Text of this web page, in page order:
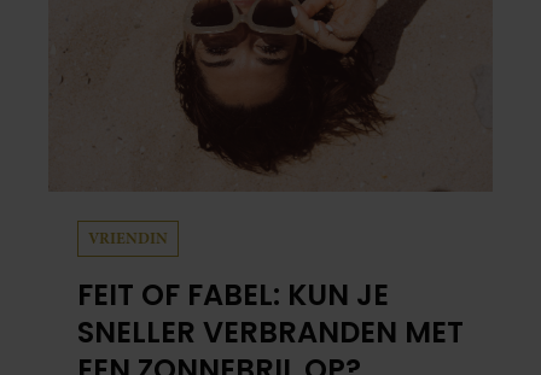
VRIENDIN
FEIT OF FABEL: KUN JE
SNELLER VERBRANDEN MET